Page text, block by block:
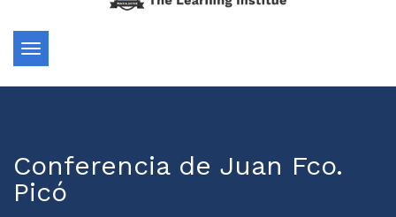
Toggle
navigation
Conferencia de Juan Fco.
Picó